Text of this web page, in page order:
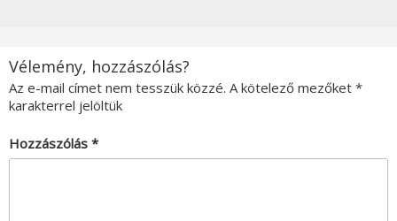
Vélemény, hozzászólás?
Az e-mail címet nem tesszük közzé. A kötelező mezőket *
karakterrel jelöltük
Hozzászólás *